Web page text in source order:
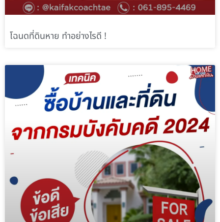
โฉนดที่ดินหาย ทำอย่างไรดี !